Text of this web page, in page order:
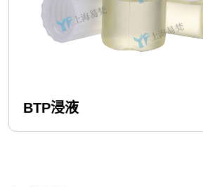
BTP浸液